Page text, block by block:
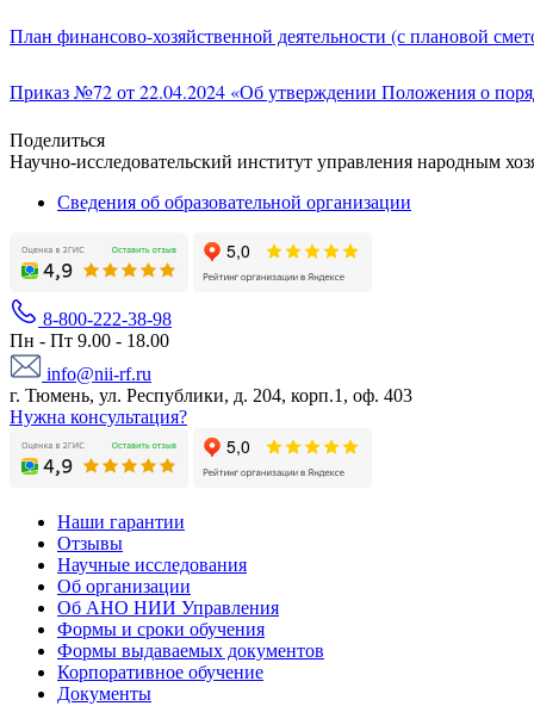
План финансово-хозяйственной деятельности (с плановой
Приказ №72 от 22.04.2024 «Об утверждении Положения о
Поделиться
Научно-исследовательский институт управления народным
Сведения об образовательной организации
8-800-222-38-98
Пн - Пт 9.00 - 18.00
info@nii-rf.ru
г. Тюмень, ул. Республики, д. 204, корп.1, оф. 403
Нужна консультация?
Наши гарантии
Отзывы
Научные исследования
Об организации
Об АНО НИИ Управления
Формы и сроки обучения
Формы выдаваемых документов
Корпоративное обучение
Документы